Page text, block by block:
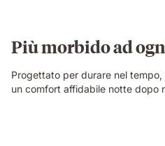
Più morbido ad
Progettato per durare nel
un comfort affidabile notte dopo